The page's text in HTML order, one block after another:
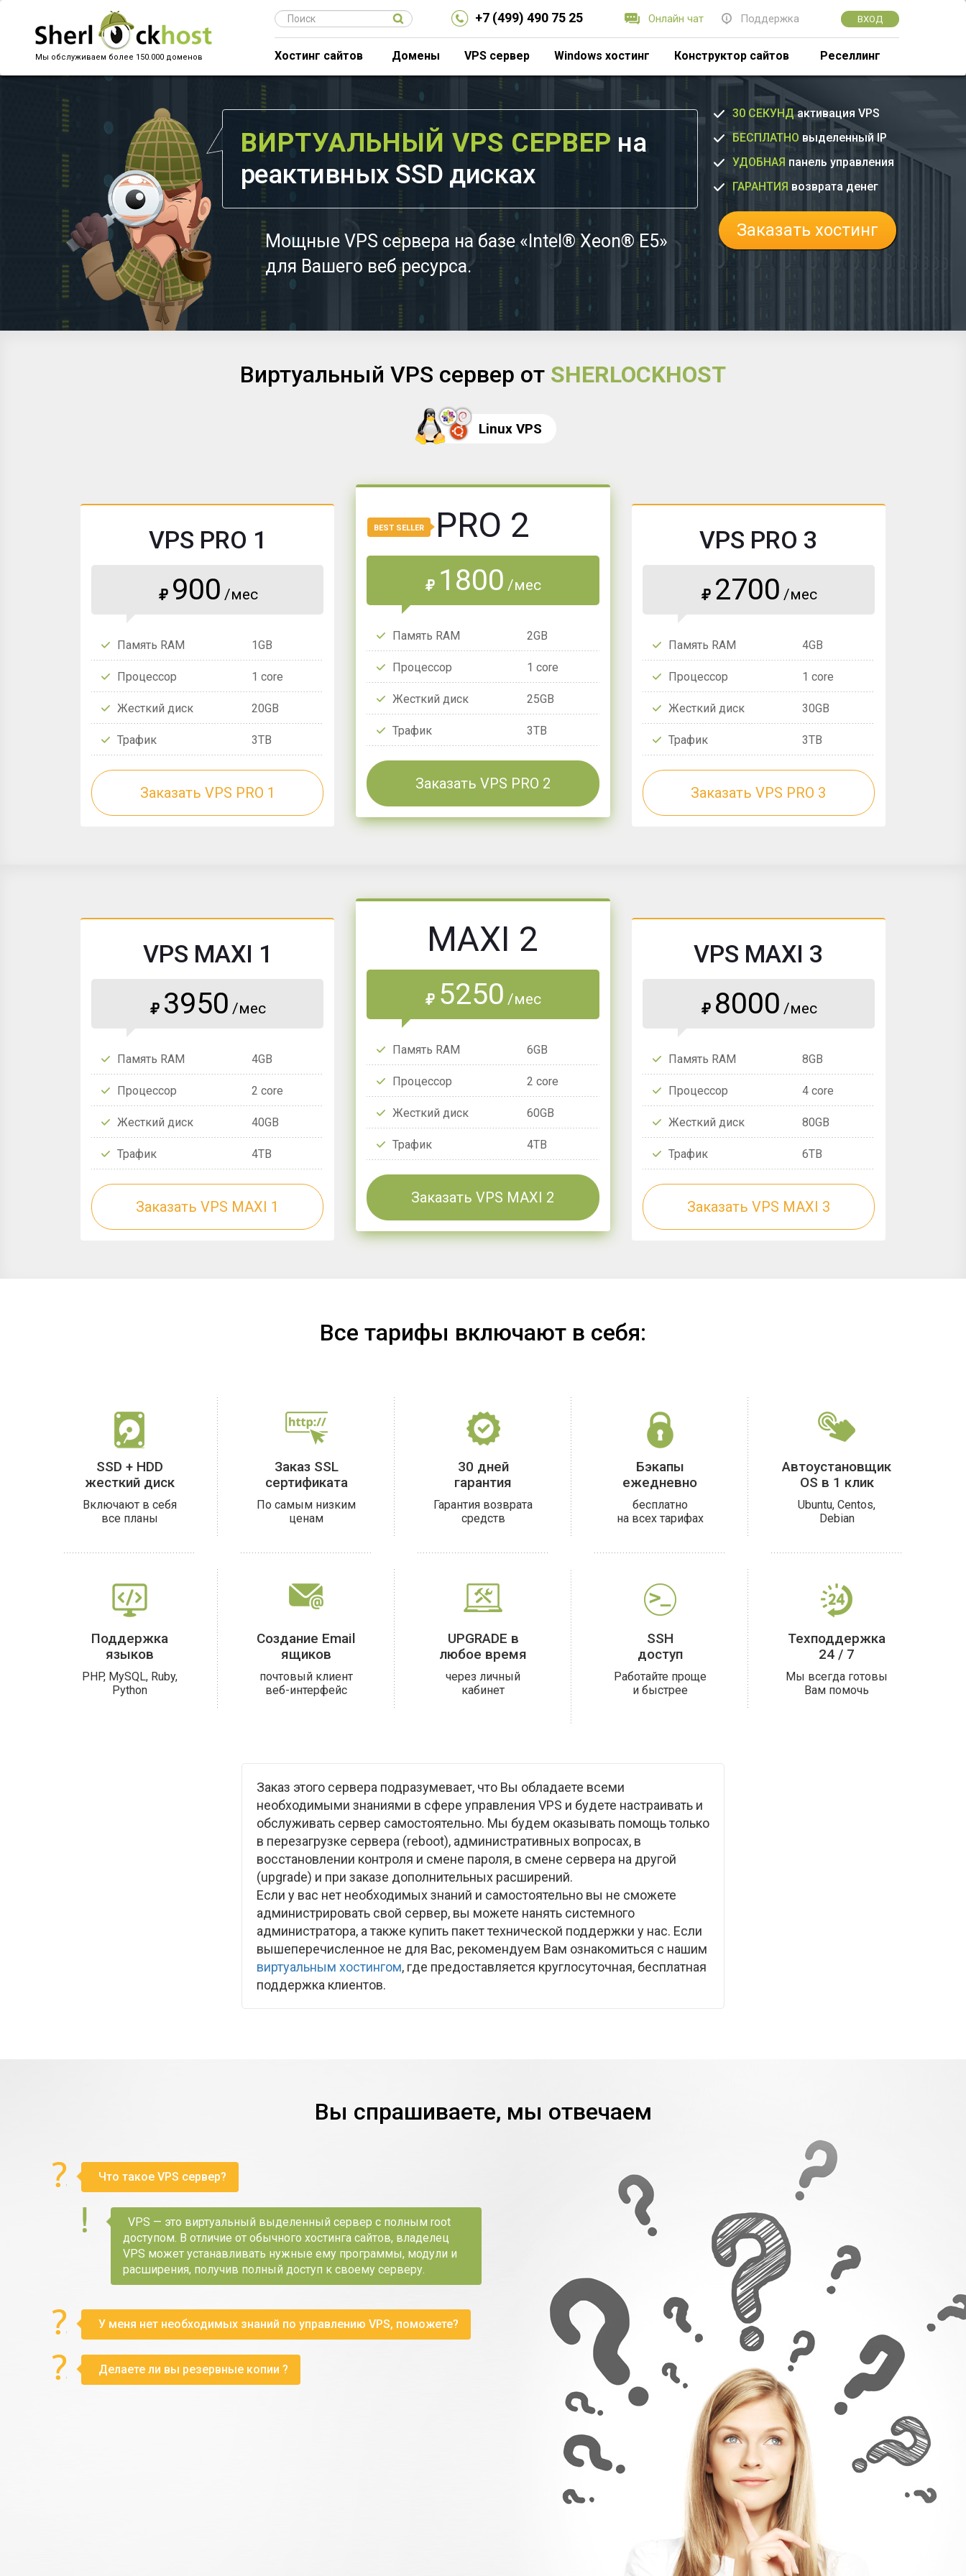
Мы обслуживаем более 150.000 доменов
Search
for
+7 (499) 490 75 25 Онлайн чат Поддержка ВХОД
Хостинг сайтов Домены VPS сервер Windows хостинг Конструктор сайтов Реселлинг
ВИРТУАЛЬНЫЙ VPS СЕРВЕР на
реактивных SSD дисках
Мощные VPS сервера на базе «Intel® Xeon® E5»
для Вашего веб ресурса.
30 СЕКУНДактивация VPS
БЕСПЛАТНО выделенный IP
УДОБНАЯ панель управления
ГАРАНТИЯ возврата денег
Заказать хостинг
Виртуальный VPS сервер от SHERLOCKHOST
Linux VPS
VPS PRO 1
₽ 900 /мес
Память RAM 1GB
Процессор 1 core
Жесткий диск 20GB
Трафик 3TB
Заказать VPS PRO 1
PRO 2
BEST SELLER
₽ 1800 /мес
Память RAM 2GB
Процессор 1 core
Жесткий диск 25GB
Трафик 3TB
Заказать VPS PRO 2
VPS PRO 3
₽ 2700 /мес
Память RAM 4GB
Процессор 1 core
Жесткий диск 30GB
Трафик 3TB
Заказать VPS PRO 3
VPS MAXI 1
₽ 3950 /мес
Память RAM 4GB
Процессор 2 core
Жесткий диск 40GB
Трафик 4TB
Заказать VPS MAXI 1
MAXI 2
₽ 5250 /мес
Память RAM 6GB
Процессор 2 core
Жесткий диск 60GB
Трафик 4TB
Заказать VPS MAXI 2
VPS MAXI 3
₽ 8000 /мес
Память RAM 8GB
Процессор 4 core
Жесткий диск 80GB
Трафик 6TB
Заказать VPS MAXI 3
Все тарифы включают в себя:
SSD + HDD
жесткий диск
Включают в себя
все планы
Заказ SSL
сертификата
По самым низким
ценам
30 дней
гарантия
Гарантия возврата
средств
Бэкапы
ежедневно
бесплатно
на всех тарифах
Автоустановщик
OS в 1 клик
Ubuntu, Centos,
Debian
Поддержка
языков
PHP, MySQL, Ruby,
Python
Создание Email
ящиков
почтовый клиент
веб-интерфейс
UPGRADE в
любое время
через личный
кабинет
SSH
доступ
Работайте проще
и быстрее
Техподдержка
24 / 7
Мы всегда готовы
Вам помочь
Заказ этого сервера подразумевает, что Вы обладаете всеми
необходимыми знаниями в сфере управления VPS и будете настраивать и
обслуживать сервер самостоятельно. Мы будем оказывать помощь только
в перезагрузке сервера (reboot), административных вопросах, в
восстановлении контроля и смене пароля, в смене сервера на другой
(upgrade) и при заказе дополнительных расширений.
Если у вас нет необходимых знаний и самостоятельно вы не сможете
администрировать свой сервер, вы можете нанять системного
администратора, а также купить пакет технической поддержки у нас. Если
вышеперечисленное не для Вас, рекомендуем Вам ознакомиться с нашим
виртуальным хостингом, где предоставляется круглосуточная, бесплатная
поддержка клиентов.
Вы спрашиваете, мы отвечаем
Что такое VPS сервер?
VPS — это виртуальный выделенный сервер с полным root
доступом. В отличие от обычного хостинга сайтов, владелец
VPS может устанавливать нужные ему программы, модули и
расширения, получив полный доступ к своему серверу.
У меня нет необходимых знаний по управлению VPS, поможете?
Делаете ли вы резервные копии ?